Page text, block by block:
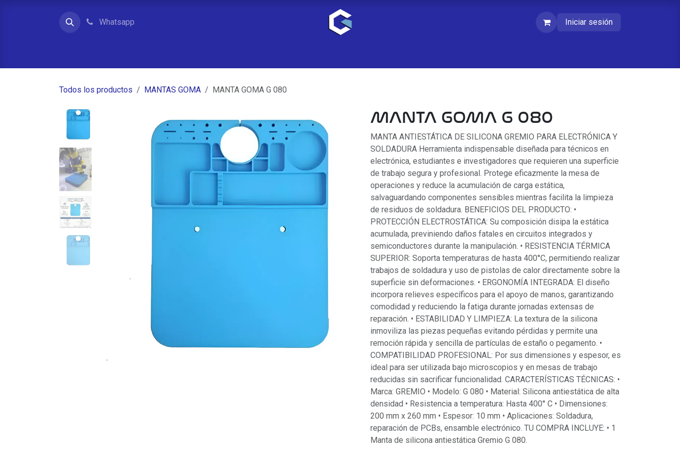
Whatsapp
Iniciar sesión
Todos los productos MANTAS GOMA MANTA GOMA G 080
MANTA GOMA G 080
MANTA ANTIESTÁTICA DE SILICONA GREMIO PARA ELECTRÓNICA Y
SOLDADURA Herramienta indispensable diseñada para técnicos en
electrónica, estudiantes e investigadores que requieren una superficie
de trabajo segura y profesional. Protege eficazmente la mesa de
operaciones y reduce la acumulación de carga estática,
salvaguardando componentes sensibles mientras facilita la limpieza
de residuos de soldadura. BENEFICIOS DEL PRODUCTO: •
PROTECCIÓN ELECTROSTÁTICA: Su composición disipa la estática
acumulada, previniendo daños fatales en circuitos integrados y
semiconductores durante la manipulación. • RESISTENCIA TÉRMICA
SUPERIOR: Soporta temperaturas de hasta 400°C, permitiendo realizar
trabajos de soldadura y uso de pistolas de calor directamente sobre la
superficie sin deformaciones. • ERGONOMÍA INTEGRADA: El diseño
incorpora relieves específicos para el apoyo de manos, garantizando
comodidad y reduciendo la fatiga durante jornadas extensas de
reparación. • ESTABILIDAD Y LIMPIEZA: La textura de la silicona
inmoviliza las piezas pequeñas evitando pérdidas y permite una
remoción rápida y sencilla de partículas de estaño o pegamento. •
COMPATIBILIDAD PROFESIONAL: Por sus dimensiones y espesor, es
ideal para ser utilizada bajo microscopios y en mesas de trabajo
reducidas sin sacrificar funcionalidad. CARACTERÍSTICAS TÉCNICAS: •
Marca: GREMIO • Modelo: G 080 • Material: Silicona antiestática de alta
densidad • Resistencia a temperatura: Hasta 400° C • Dimensiones:
200 mm x 260 mm • Espesor: 10 mm • Aplicaciones: Soldadura,
reparación de PCBs, ensamble electrónico. TU COMPRA INCLUYE: • 1
Manta de silicona antiestática Gremio G 080.